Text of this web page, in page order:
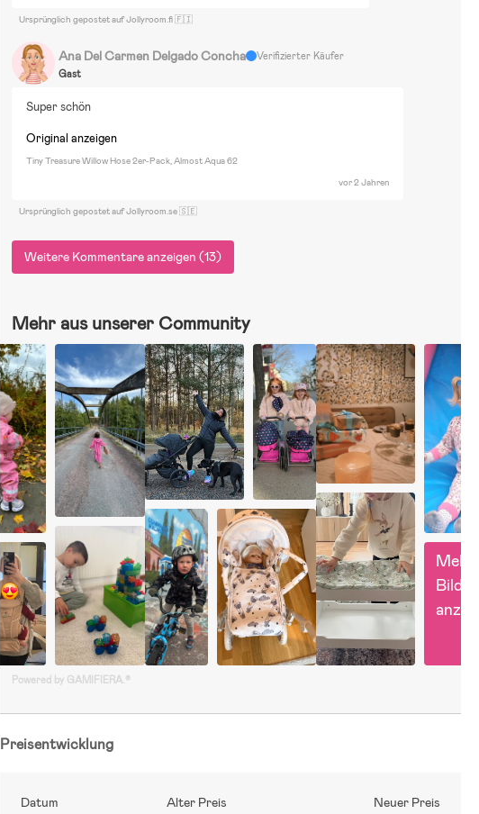
Ursprünglich gepostet auf Jollyroom.fi 🇫🇮
Ana Del Carmen Delgado Concha
Verifizierter Käufer
Gast
Super schön
Original anzeigen
Tiny Treasure Willow Hose 2er-Pack, Almost Aqua 62
vor 2 Jahren
Ursprünglich gepostet auf Jollyroom.se 🇸🇪
Weitere Kommentare anzeigen (13)
Mehr aus unserer Community
Mehr
Bilder
Powered by GAMIFIERA.®
Preisentwicklung
Datum Alter Preis Neuer Preis